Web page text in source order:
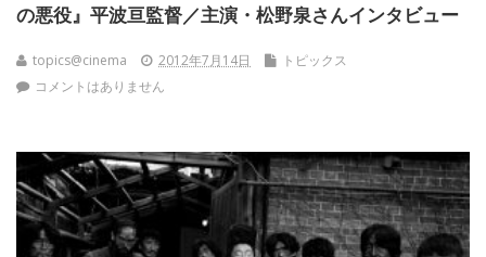
の悪役』平波亘監督／主演・松野泉さんインタビュー
topics@cinema 2012年7月14日
トピックス
コメントはありません